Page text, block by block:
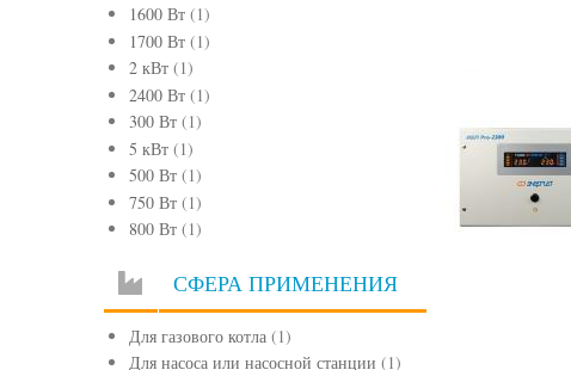
1600 Вт (1)
1700 Вт (1)
2 кВт (1)
2400 Вт (1)
300 Вт (1)
5 кВт (1)
500 Вт (1)
750 Вт (1)
800 Вт (1)
СФЕРА ПРИМЕНЕНИЯ
Для газового котла (1)
Для насоса или насосной станции (1)